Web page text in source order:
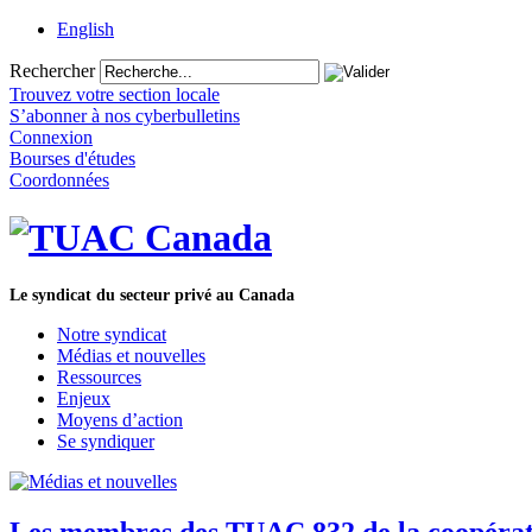
English
Rechercher
Trouvez votre section locale
S’abonner à nos cyberbulletins
Connexion
Bourses d'études
Coordonnées
Le syndicat du secteur privé au Canada
Notre syndicat
Médias et nouvelles
Ressources
Enjeux
Moyens d’action
Se syndiquer